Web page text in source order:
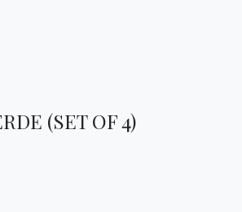
(SET OF 4)